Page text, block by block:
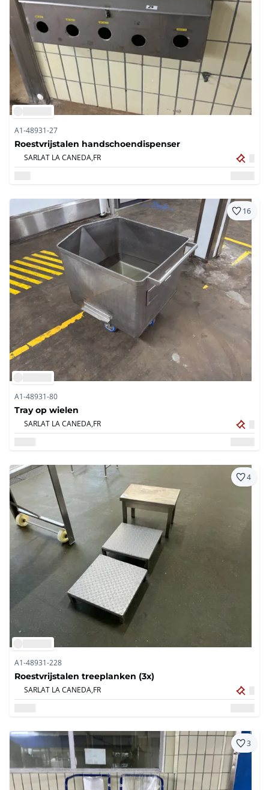
A1-48931-27
Roestvrijstalen handschoendispenser
SARLAT LA CANEDA,FR
16
A1-48931-80
Tray op wielen
SARLAT LA CANEDA,FR
4
A1-48931-228
Roestvrijstalen treeplanken (3x)
SARLAT LA CANEDA,FR
3